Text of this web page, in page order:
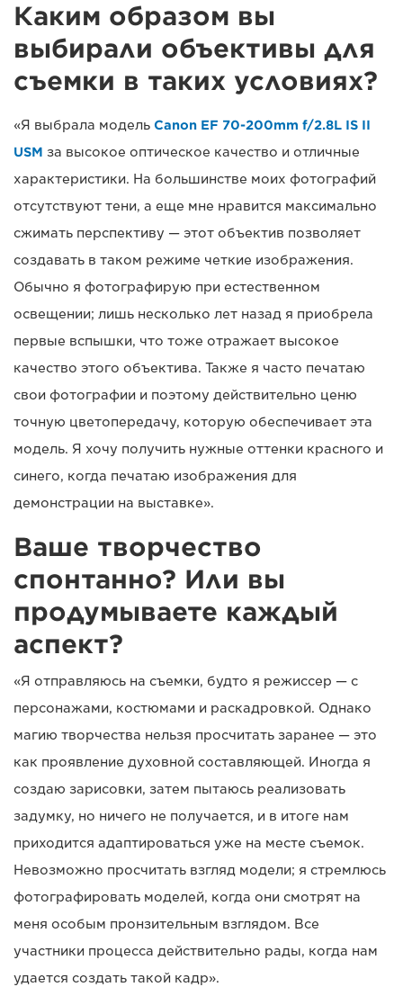
Каким образом вы
выбирали объективы для
съемки в таких условиях?
«Я выбрала модель Canon EF 70-200mm f/2.8L IS II
USM за высокое оптическое качество и отличные
характеристики. На большинстве моих фотографий
отсутствуют тени, а еще мне нравится максимально
сжимать перспективу — этот объектив позволяет
создавать в таком режиме четкие изображения.
Обычно я фотографирую при естественном
освещении; лишь несколько лет назад я приобрела
первые вспышки, что тоже отражает высокое
качество этого объектива. Также я часто печатаю
свои фотографии и поэтому действительно ценю
точную цветопередачу, которую обеспечивает эта
модель. Я хочу получить нужные оттенки красного и
синего, когда печатаю изображения для
демонстрации на выставке».
Ваше творчество
спонтанно? Или вы
продумываете каждый
аспект?
«Я отправляюсь на съемки, будто я режиссер — с
персонажами, костюмами и раскадровкой. Однако
магию творчества нельзя просчитать заранее — это
как проявление духовной составляющей. Иногда я
создаю зарисовки, затем пытаюсь реализовать
задумку, но ничего не получается, и в итоге нам
приходится адаптироваться уже на месте съемок.
Невозможно просчитать взгляд модели; я стремлюсь
фотографировать моделей, когда они смотрят на
меня особым пронзительным взглядом. Все
участники процесса действительно рады, когда нам
удается создать такой кадр».